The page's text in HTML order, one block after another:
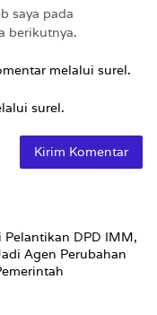
saya pada
berikutnya.
melalui surel.
surel.
DPD IMM,
Agen Perubahan